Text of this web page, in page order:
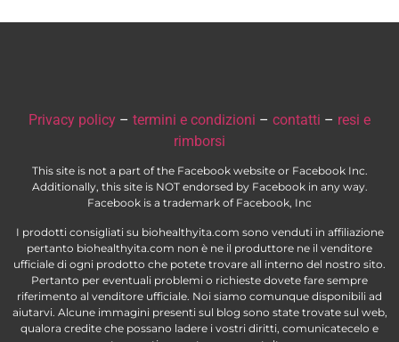
Privacy policy – termini e condizioni – contatti – resi e
rimborsi
This site is not a part of the Facebook website or Facebook Inc.
Additionally, this site is NOT endorsed by Facebook in any way.
Facebook is a trademark of Facebook, Inc
I prodotti consigliati su biohealthyita.com sono venduti in affiliazione
pertanto biohealthyita.com non è ne il produttore ne il venditore
ufficiale di ogni prodotto che potete trovare all interno del nostro sito.
Pertanto per eventuali problemi o richieste dovete fare sempre
riferimento al venditore ufficiale. Noi siamo comunque disponibili ad
aiutarvi. Alcune immagini presenti sul blog sono state trovate sul web,
qualora credite che possano ladere i vostri diritti, comunicatecelo e